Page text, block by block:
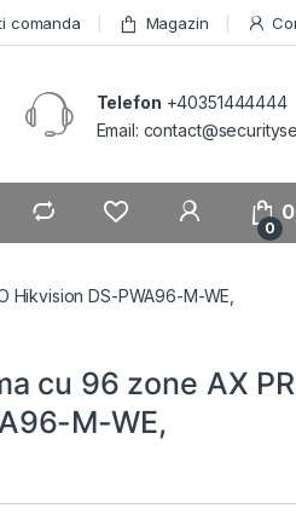
comanda Magazin
Telefon +40351444444
Email:
0
Hikvision DS-PWA96-M-WE,
cu 96 zone AX
M-WE,